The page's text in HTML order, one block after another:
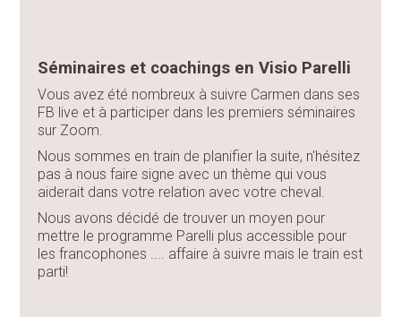
Séminaires et coachings en Visio Parelli
Vous avez été nombreux à suivre Carmen dans ses
FB live et à participer dans les premiers séminaires
sur Zoom.
Nous sommes en train de planifier la suite, n'hésitez
pas à nous faire signe avec un thème qui vous
aiderait dans votre relation avec votre cheval.
Nous avons décidé de trouver un moyen pour
mettre le programme Parelli plus accessible pour
les francophones .... affaire à suivre mais le train est
parti!